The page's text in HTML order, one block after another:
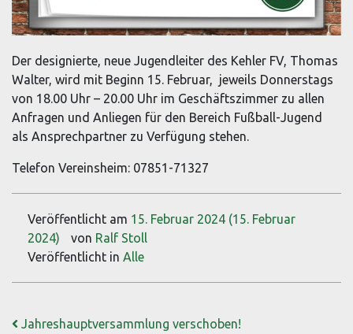
Der designierte, neue Jugendleiter des Kehler FV, Thomas
Walter, wird mit Beginn 15. Februar, jeweils Donnerstags
von 18.00 Uhr – 20.00 Uhr im Geschäftszimmer zu allen
Anfragen und Anliegen für den Bereich Fußball-Jugend
als Ansprechpartner zu Verfügung stehen.
Telefon Vereinsheim: 07851-71327
Veröffentlicht am 15. Februar 2024 (15. Februar
2024)
von Ralf Stoll
Veröffentlicht in Alle
Beitrags-Navigation
Jahreshauptversammlung verschoben!